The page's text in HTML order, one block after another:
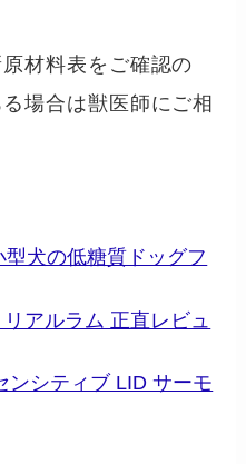
材料表をご確認の
場合は獣医師にご相
型犬の低糖質ドッグフ
アルラム 正直レビュ
ンシティブ LID サーモ